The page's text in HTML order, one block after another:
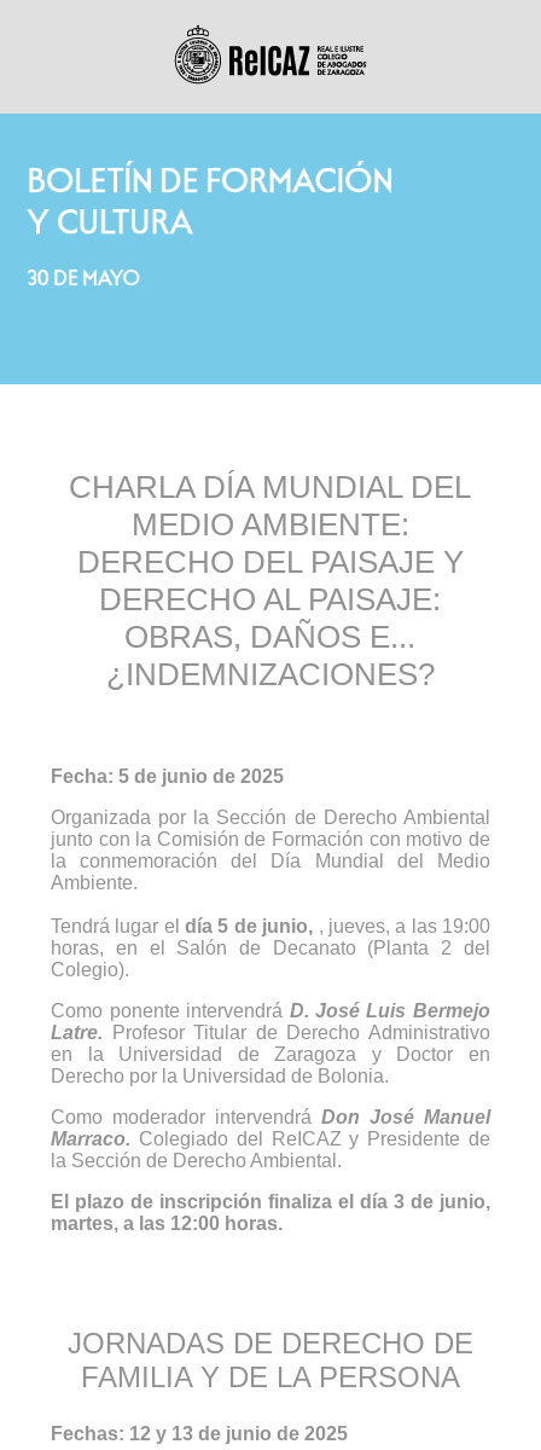
CHARLA DÍA MUNDIAL DEL
MEDIO AMBIENTE:
DERECHO DEL PAISAJE Y
DERECHO AL PAISAJE:
OBRAS, DAÑOS E...
¿INDEMNIZACIONES?
Fecha: 5 de junio de 2025
Organizada por la Sección de Derecho Ambiental
junto con la Comisión de Formación con motivo de
la conmemoración del Día Mundial del Medio
Ambiente.
Tendrá lugar eldía 5 de junio, , jueves, a las 19:00
horas, en el Salón de Decanato (Planta 2 del
Colegio).
Como ponente intervendrá D. José Luis Bermejo
Latre. Profesor Titular de Derecho Administrativo
en la Universidad de Zaragoza y Doctor en
Derecho por la Universidad de Bolonia.
Como moderador intervendrá Don José Manuel
Marraco. Colegiado del ReICAZ y Presidente de
la Sección de Derecho Ambiental.
El plazo de inscripción finaliza el día 3 de junio,
martes, a las 12:00 horas.
JORNADAS DE DERECHO DE
FAMILIA Y DE LA PERSONA
Fechas: 12 y 13 de junio de 2025